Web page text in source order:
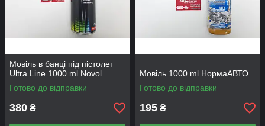
Мовіль в банці під пістолет
Ultra Line 1000 ml Novol
Готово до відправки
380 ₴
Мовіль 1000 ml НормаАВТО
Готово до відправки
195 ₴